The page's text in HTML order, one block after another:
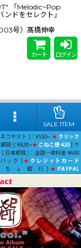
「Melodic~Pop
ドをセレクト」
号）髙橋伸幸
カート ログイン
SALE ITEM